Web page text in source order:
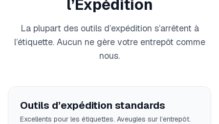
l’Expédition
La plupart des outils d’expédition s’arrêtent à
l’étiquette. Aucun ne gère votre entrepôt comme
nous.
Outils d’expédition standards
Excellents pour les étiquettes. Aveugles sur l’entrepôt.